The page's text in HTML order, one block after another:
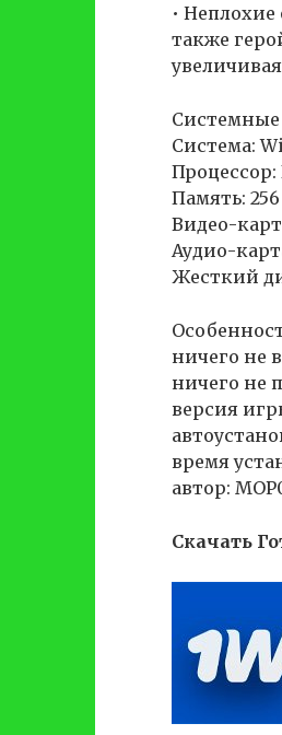
•
также
Системные
Система:
Память:
Видео-
Аудио-
Жесткий
ничего не
ничего не
версия
время
автор:
Скачать